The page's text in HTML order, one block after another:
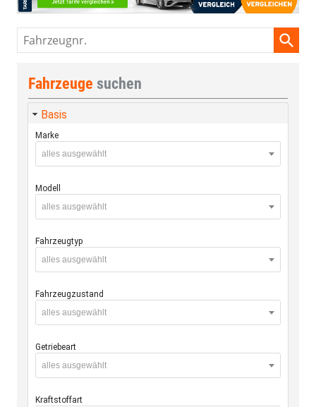
Fahrzeugnr.
Fahrzeuge suchen
Basis
Marke
alles ausgewählt
Modell
alles ausgewählt
Fahrzeugtyp
alles ausgewählt
Fahrzeugzustand
alles ausgewählt
Getriebeart
alles ausgewählt
Kraftstoffart